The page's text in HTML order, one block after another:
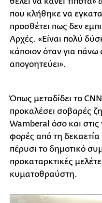
που κλήθηκε να
προσθέτει πως δεν
Αρχές. «Είναι πολύ
κάποιον όταν για πάνω
απογοητεύει».
Όπως μεταδίδει το
προκαλέσει σοβαρές
Wamberal όσο και στις
φορές από τη
πέρυσι το δημοτικό
προκαταρκτικές
κυματοθραύστη.